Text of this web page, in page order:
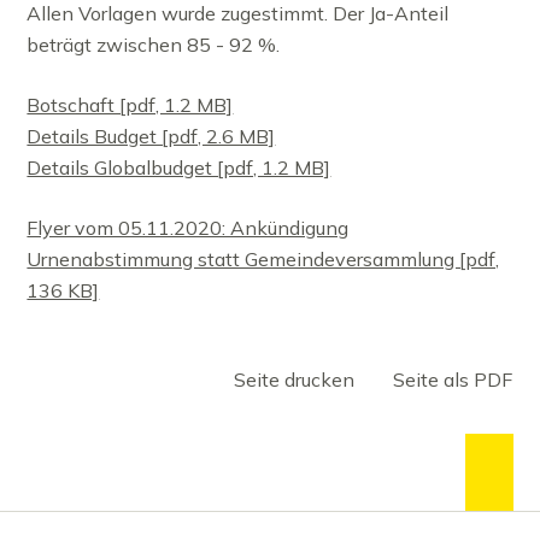
Allen Vorlagen wurde zugestimmt. Der Ja-Anteil
beträgt zwischen 85 - 92 %.
Botschaft [pdf, 1.2 MB]
Details Budget [pdf, 2.6 MB]
Details Globalbudget [pdf, 1.2 MB]
Flyer vom 05.11.2020: Ankündigung
Urnenabstimmung statt Gemeindeversammlung [pdf,
136 KB]
Seite drucken Seite als PDF